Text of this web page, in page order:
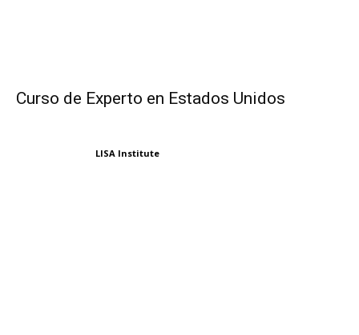
Curso de Experto en Estados Unidos
LISA Institute